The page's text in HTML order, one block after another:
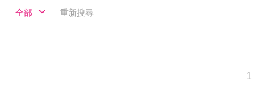
全部 重新搜尋
1